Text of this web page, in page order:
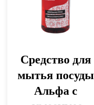
Средство для
мытья посуды
Альфа с